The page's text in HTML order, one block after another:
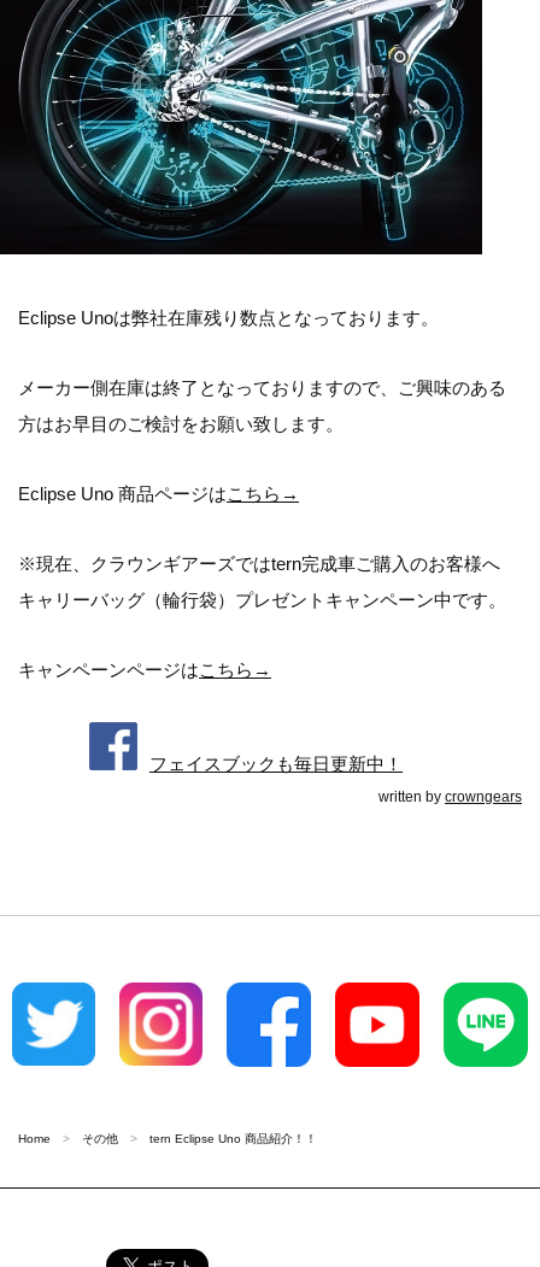
Eclipse Unoは弊社在庫残り数点となっております。
メーカー側在庫は終了となっておりますので、ご興味のある
方はお早目のご検討をお願い致します。
Eclipse Uno 商品ページはこちら→
※現在、クラウンギアーズではtern完成車ご購入のお客様へ
キャリーバッグ（輪行袋）プレゼントキャンペーン中です。
キャンペーンページはこちら→
フェイスブックも毎日更新中！
written by crowngears
Home その他 tern Eclipse Uno 商品紹介！！